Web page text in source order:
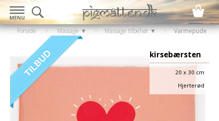
Forside > Massage ▼ > Massage tilbehør ▼ >
Varmepude
til mikroovn
kirsebærsten
20 x 30 cm
Hjerterød